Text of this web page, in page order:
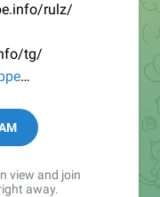
rulz/
tg/
view and join
away.